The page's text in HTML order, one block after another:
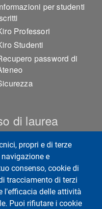
propri e di terze
e
consenso, cookie di
tracciamento di terzi
l'efficacia delle attività
Puoi rifiutare i cookie
per studenti
Professori
Studenti
password di
di laurea
e Sanità